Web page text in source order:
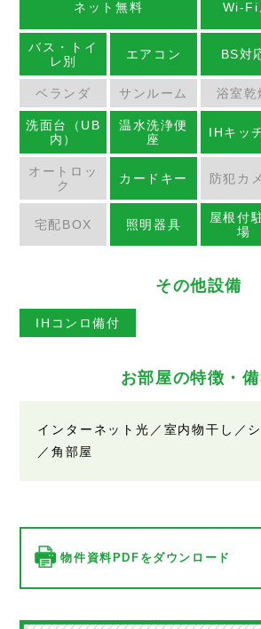
ネット無料 Wi-Fi
バス・トイ
レ別
エアコン BS対
ベランダ サンルーム 浴室乾
洗面台（UB
内）
温水洗浄便
座
IHキッ
オートロッ
ク
カードキー 防犯カ
宅配BOX 照明器具
屋根付
場
その他設備
IHコンロ備付
お部屋の特徴・
インターネット光／室内物干し／
／角部屋
物件資料PDFをダウンロード